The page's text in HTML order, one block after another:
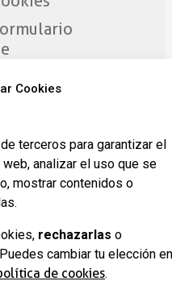
Cookies
terceros para garantizar el
analizar el uso que se
mostrar contenidos o
rechazarlas o
cambiar tu elección en
de cookies.